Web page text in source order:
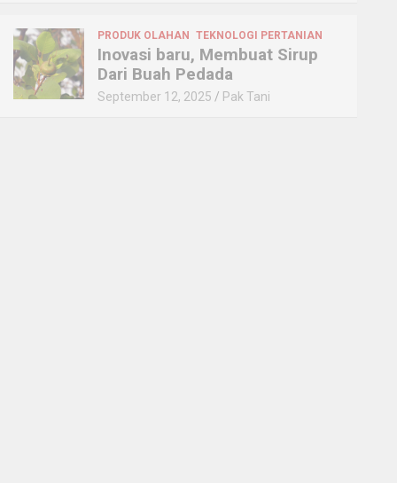
PRODUK OLAHAN TEKNOLOGI PERTANIAN
Inovasi baru, Membuat Sirup
Dari Buah Pedada
September 12, 2025 Pak Tani